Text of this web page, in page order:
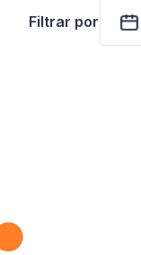
Filtrar por